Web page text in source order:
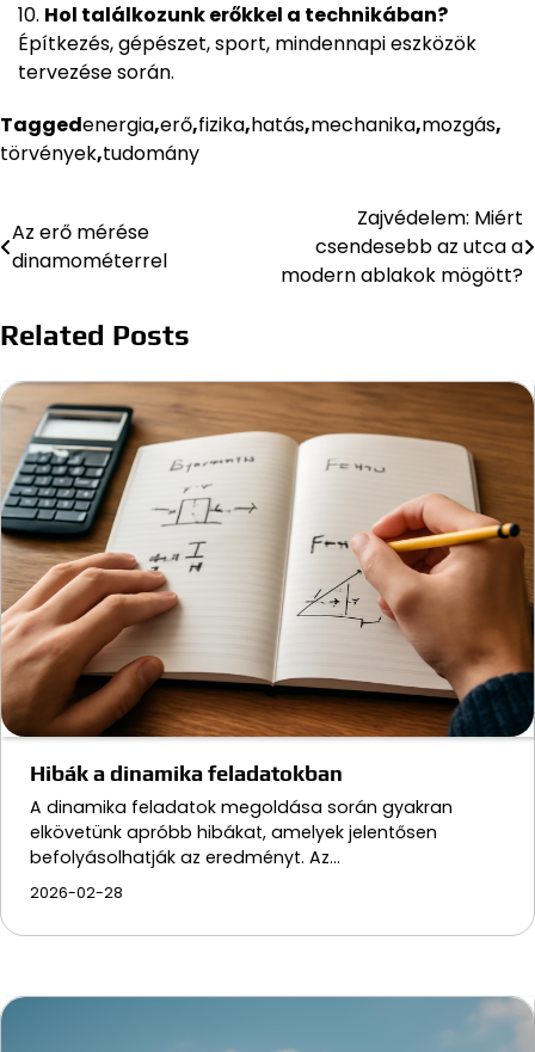
Hol találkozunk erőkkel a technikában?
Építkezés, gépészet, sport, mindennapi eszközök
tervezése során.
Taggedenergia,erő,fizika,hatás,mechanika,mozgás,
törvények,tudomány
Bejegyzés
navigáció
Az erő mérése
dinamométerrel
Zajvédelem: Miért
csendesebb az utca a
modern ablakok mögött?
Related Posts
Hibák a dinamika feladatokban
A dinamika feladatok megoldása során gyakran
elkövetünk apróbb hibákat, amelyek jelentősen
befolyásolhatják az eredményt. Az…
2026-02-28